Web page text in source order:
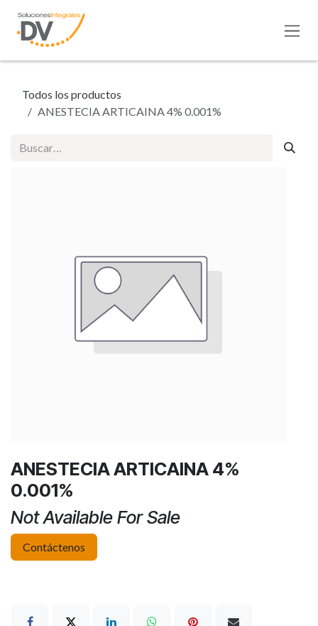
Todos los productos
ANESTECIA ARTICAINA 4% 0.001%
ANESTECIA ARTICAINA 4%
0.001%
Not Available For Sale
Contáctenos